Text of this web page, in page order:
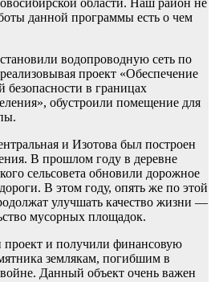
области. Наш район не
данной программы есть о чем
водопроводную сеть по
проект «Обеспечение
в границах
обустроили помещение для
и Изотова был построен
В прошлом году в деревне
сельсовета обновили дорожное
В этом году, опять же по этой
улучшать качество жизни —
мусорных площадок.
и получили финансовую
землякам, погибшим в
Данный объект очень важен